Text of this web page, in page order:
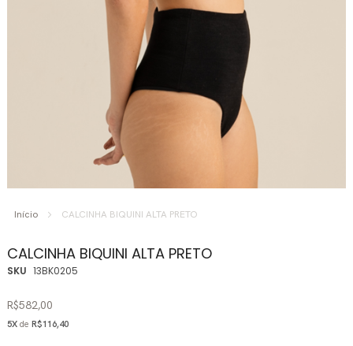
Início CALCINHA BIQUINI ALTA PRETO
CALCINHA BIQUINI ALTA PRETO
SKU 13BK0205
R$582,00
5X de R$116,40
para
da
Galeria
imagens